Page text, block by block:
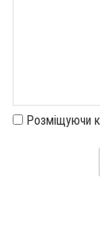
Розміщуючи